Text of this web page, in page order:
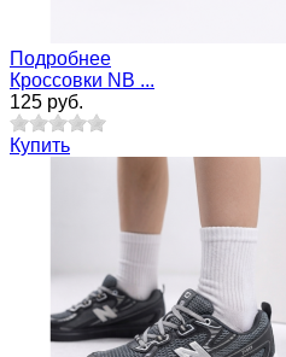
Подробнее
Кроссовки NB ...
125 руб.
Купить